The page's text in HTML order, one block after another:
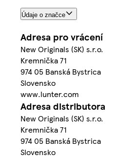
Údaje o značce
Adresa pro vrácení
New Originals (SK) s.r.o.
Kremnička 71
974 05 Banská Bystrica
Slovensko
www.lunter.com
Adresa distributora
New Originals (SK) s.r.o.
Kremnička 71
974 05 Banská Bystrica
Slovensko